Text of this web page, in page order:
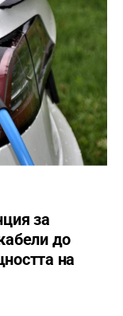
за
до
на